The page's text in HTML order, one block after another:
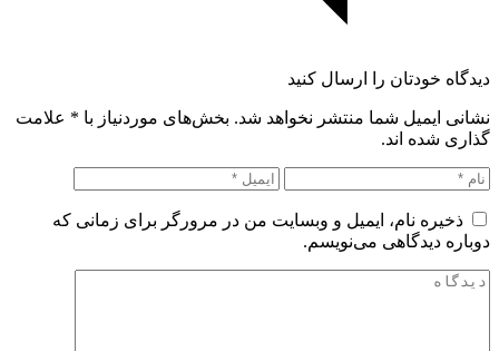
دیدگاه خودتان را ارسال کنید
نشانی ایمیل شما منتشر نخواهد شد. بخش‌های موردنیاز با * علامت
گذاری شده اند.
ذخیره نام، ایمیل و وبسایت من در مرورگر برای زمانی که
دوباره دیدگاهی می‌نویسم.